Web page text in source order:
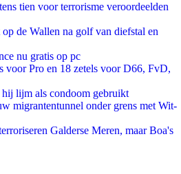
tien voor terrorisme veroordeelden
de Wallen na golf van diefstal en
nu gratis op pc
voor Pro en 18 zetels voor D66, FvD,
lijm als condoom gebruikt
migrantentunnel onder grens met Wit-
Galderse Meren, maar Boa's